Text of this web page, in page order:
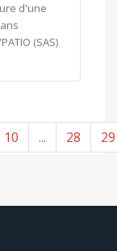
d'une
(SAS)
10 ... 28 29